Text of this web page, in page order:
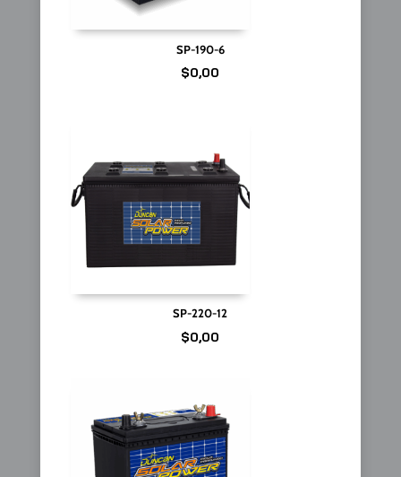
SP-190-6
$0,00
SP-220-12
$0,00